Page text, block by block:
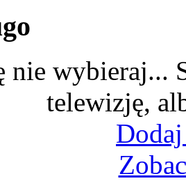
nie wybieraj...
telewizję,